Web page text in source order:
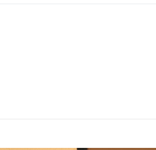
後才付款」的支付方式。 讓您購物簡單